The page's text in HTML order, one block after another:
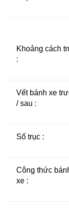
Khoảng cách
:
Vết bánh xe
/ sau :
Số trục :
Công thức
xe :